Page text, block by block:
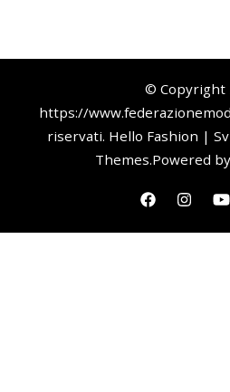
© Copyright
https://
riservati. Hello Fashion |
Themes.Powered by